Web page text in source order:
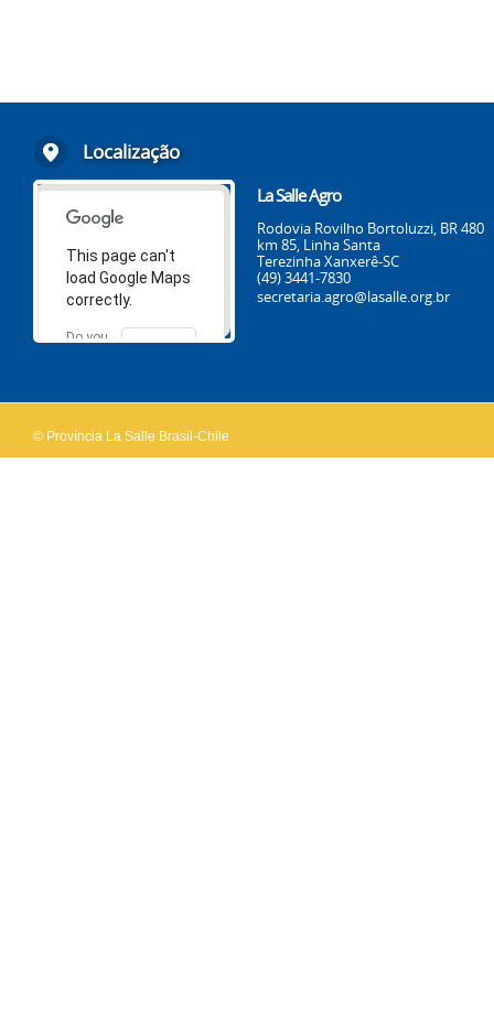
Localização
This page can't
load Google Maps
correctly.
Do you
OK
La Salle Agro
Rodovia Rovilho Bortoluzzi, BR 480
km 85, Linha Santa
Terezinha Xanxerê-SC
(49) 3441-7830
secretaria.agro@lasalle.org.br
© Província La Salle Brasil-Chile